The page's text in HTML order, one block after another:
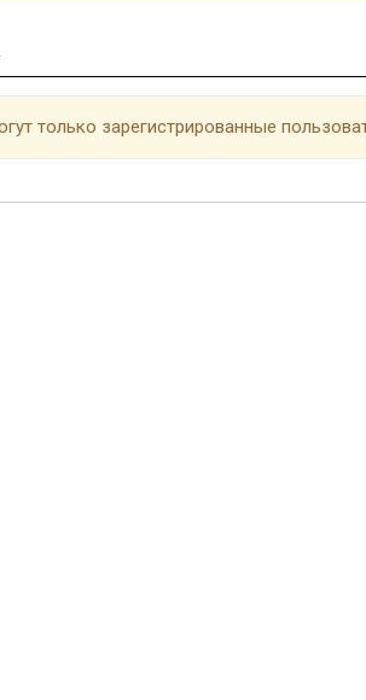
только зарегистрированные